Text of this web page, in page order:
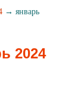
→ январь
2024